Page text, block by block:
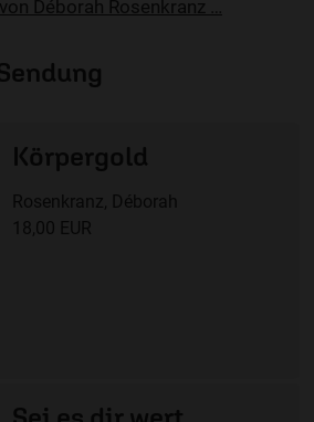
Déborah Rosenkranz …
Körpergold
Rosenkranz, Déborah
18,00 EUR